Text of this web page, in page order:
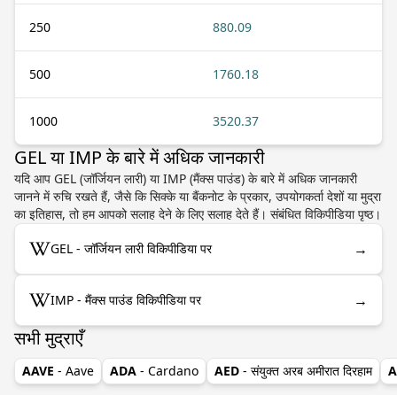
250 880.09
500 1760.18
1000 3520.37
GEL या IMP के बारे में अधिक जानकारी
यदि आप GEL (जॉर्जियन लारी) या IMP (मैंक्स पाउंड) के बारे में अधिक जानकारी
जानने में रुचि रखते हैं, जैसे कि सिक्के या बैंकनोट के प्रकार, उपयोगकर्ता देशों या मुद्रा
का इतिहास, तो हम आपको सलाह देने के लिए सलाह देते हैं। संबंधित विकिपीडिया पृष्ठ।
GEL - जॉर्जियन लारी विकिपीडिया पर →
IMP - मैंक्स पाउंड विकिपीडिया पर →
सभी मुद्राएँ
AAVE - Aave ADA - Cardano AED - संयुक्त अरब अमीरात दिरहाम